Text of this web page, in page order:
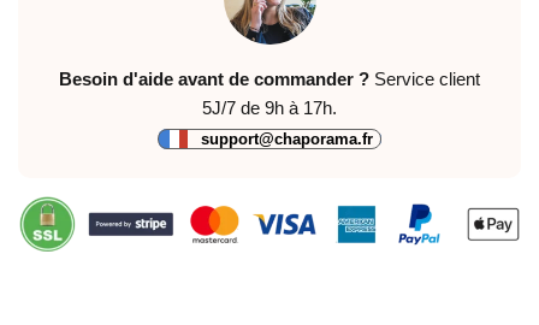
Besoin d'aide avant de commander ? Service client
5J/7 de 9h à 17h.
support@chaporama.fr